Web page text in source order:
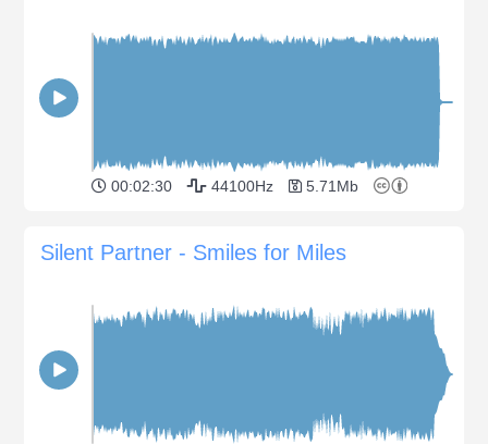
00:02:30 44100Hz 5.71Mb
Silent Partner - Smiles for Miles